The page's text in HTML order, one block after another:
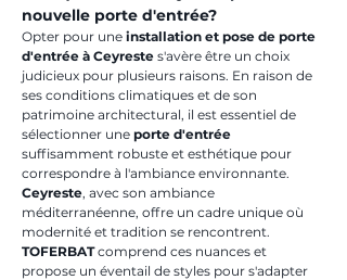
nouvelle porte d'entrée?
Opter pour une installation et pose de porte
d'entrée à Ceyreste s'avère être un choix
judicieux pour plusieurs raisons. En raison de
ses conditions climatiques et de son
patrimoine architectural, il est essentiel de
sélectionner une porte d'entrée
suffisamment robuste et esthétique pour
correspondre à l'ambiance environnante.
Ceyreste, avec son ambiance
méditerranéenne, offre un cadre unique où
modernité et tradition se rencontrent.
TOFERBAT comprend ces nuances et
propose un éventail de styles pour s'adapter